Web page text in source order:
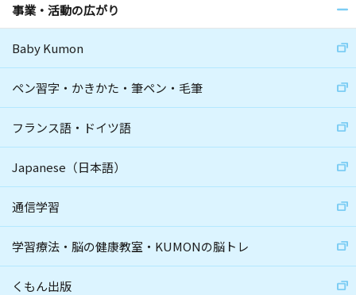
事業・活動の広がり
Baby Kumon
ペン習字・かきかた・筆ペン・毛筆
フランス語・ドイツ語
Japanese（日本語）
通信学習
学習療法・脳の健康教室・KUMONの脳トレ
くもん出版